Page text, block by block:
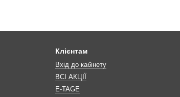
Клієнтам
Вхід до кабінету
ВСІ АКЦІЇ
E-TAGE